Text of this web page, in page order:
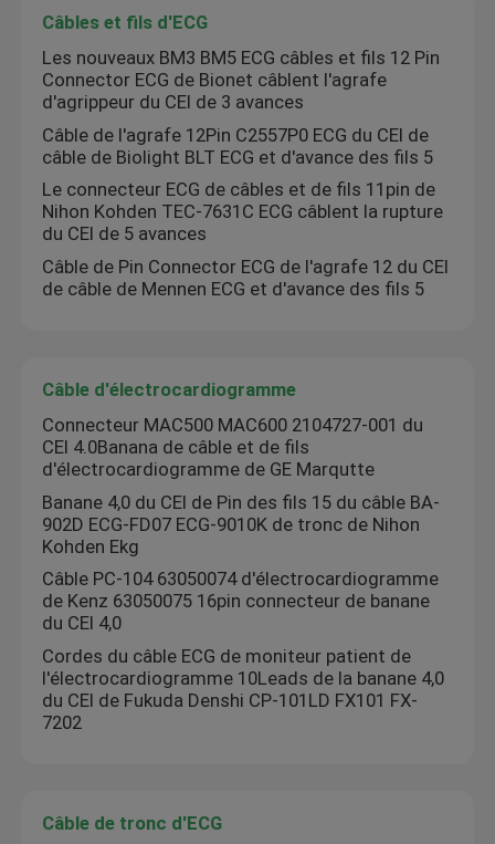
Câbles et fils d'ECG
Les nouveaux BM3 BM5 ECG câbles et fils 12 Pin
Connector ECG de Bionet câblent l'agrafe
d'agrippeur du CEI de 3 avances
Câble de l'agrafe 12Pin C2557P0 ECG du CEI de
câble de Biolight BLT ECG et d'avance des fils 5
Le connecteur ECG de câbles et de fils 11pin de
Nihon Kohden TEC-7631C ECG câblent la rupture
du CEI de 5 avances
Câble de Pin Connector ECG de l'agrafe 12 du CEI
de câble de Mennen ECG et d'avance des fils 5
Câble d'électrocardiogramme
Connecteur MAC500 MAC600 2104727-001 du
CEI 4.0Banana de câble et de fils
d'électrocardiogramme de GE Marqutte
Banane 4,0 du CEI de Pin des fils 15 du câble BA-
902D ECG-FD07 ECG-9010K de tronc de Nihon
Kohden Ekg
Câble PC-104 63050074 d'électrocardiogramme
de Kenz 63050075 16pin connecteur de banane
du CEI 4,0
Cordes du câble ECG de moniteur patient de
l'électrocardiogramme 10Leads de la banane 4,0
du CEI de Fukuda Denshi CP-101LD FX101 FX-
7202
Câble de tronc d'ECG